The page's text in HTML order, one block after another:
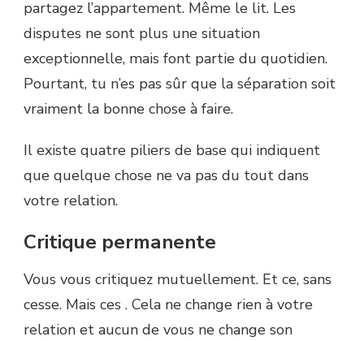
partagez l’appartement. Même le lit. Les
disputes ne sont plus une situation
exceptionnelle, mais font partie du quotidien.
Pourtant, tu n’es pas sûr que la séparation soit
vraiment la bonne chose à faire.
Il existe quatre piliers de base qui indiquent
que quelque chose ne va pas du tout dans
votre relation.
Critique permanente
Vous vous critiquez mutuellement. Et ce, sans
cesse. Mais ces . Cela ne change rien à votre
relation et aucun de vous ne change son